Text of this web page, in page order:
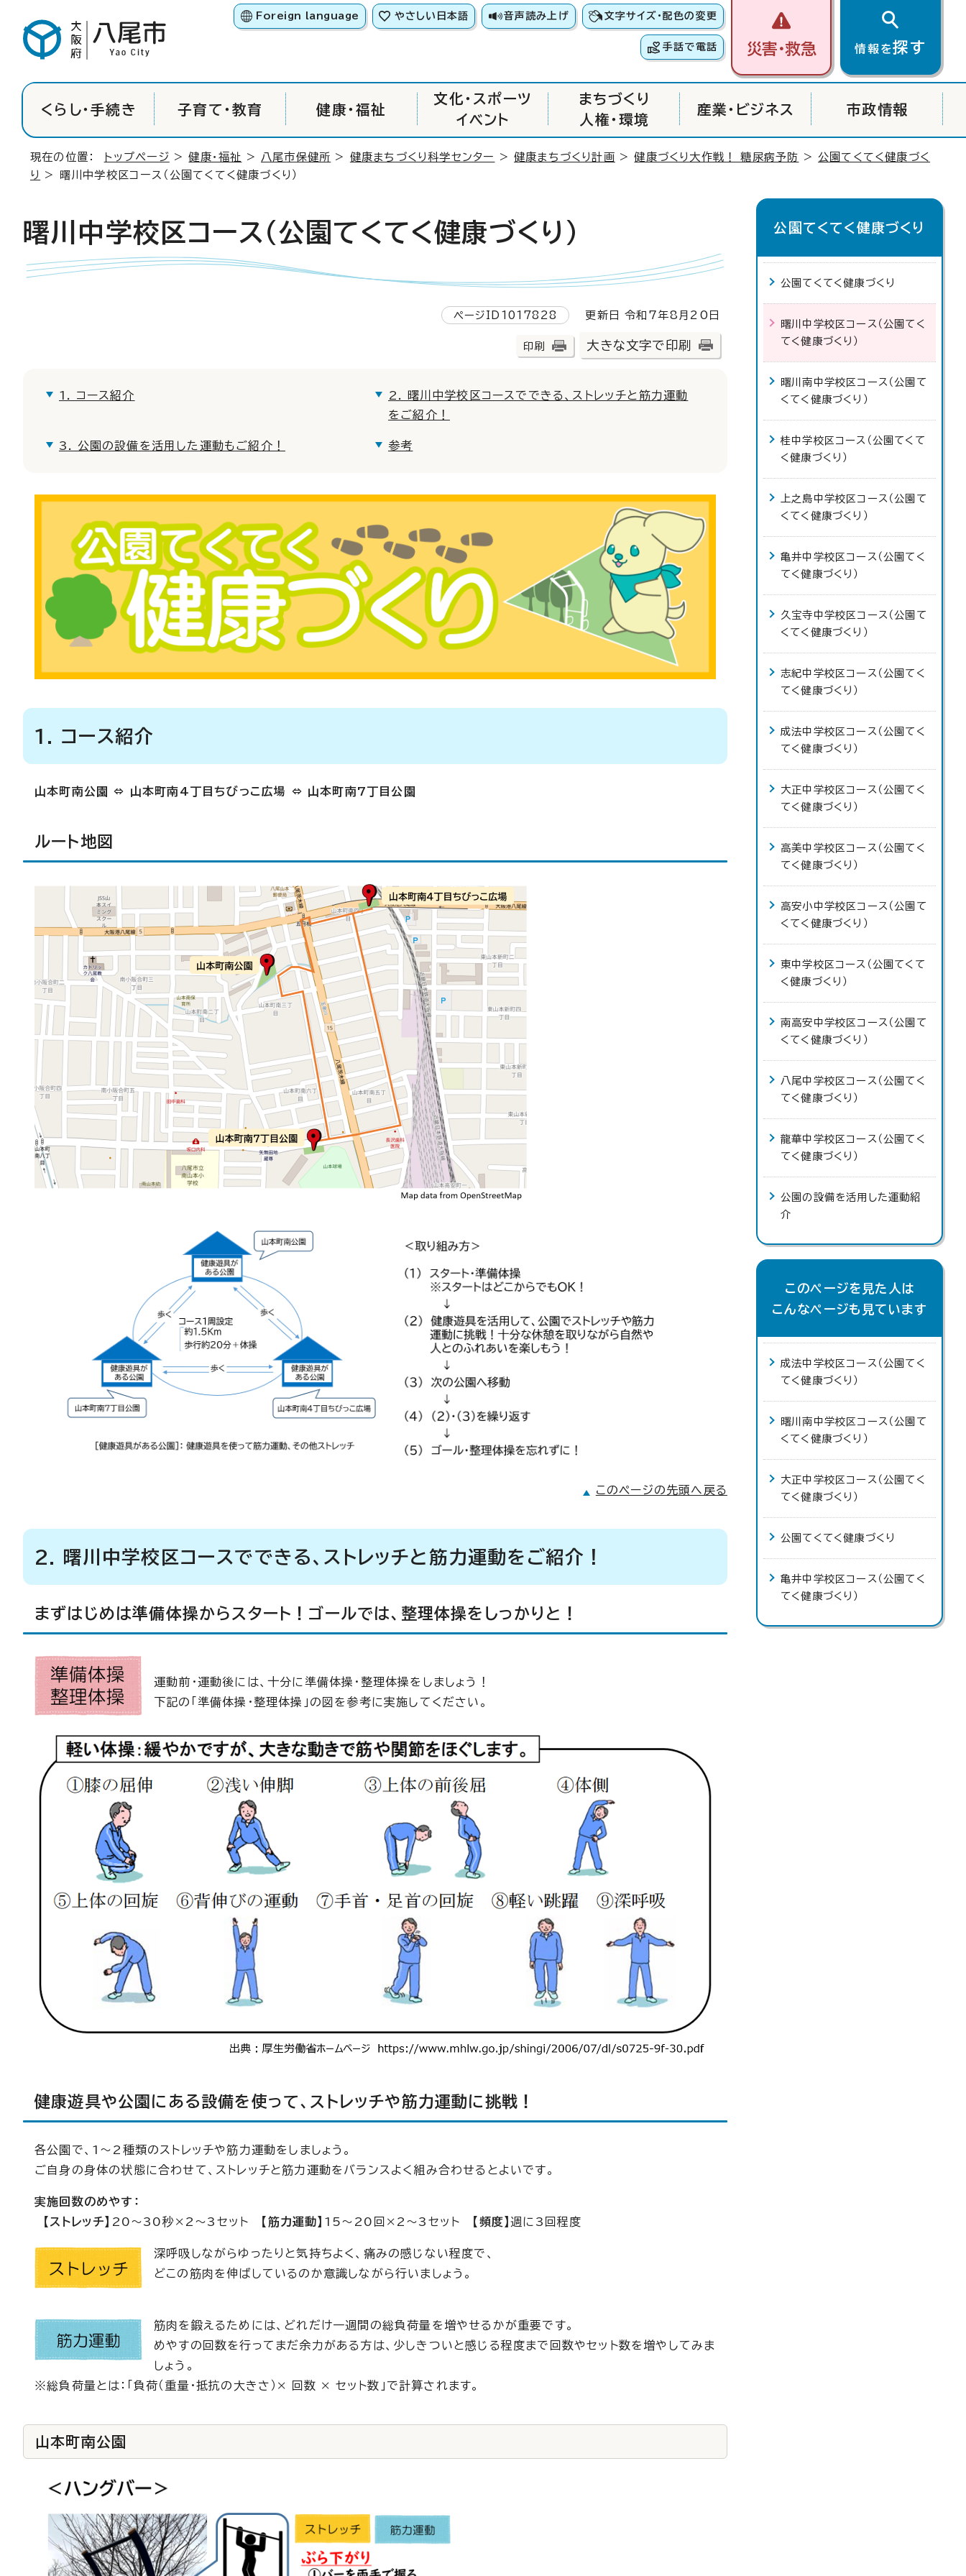
Foreign language やさしい日本語 音声読み上げ 文字サイズ・配色の変更
手話で電話 災害・救急 情報を探す
くらし・手続き 子育て・教育 健康・福祉
文化・スポーツ
イベント
まちづくり
人権・環境
産業・ビジネス 市政情報
現在の位置： トップページ >健康・福祉 > 八尾市保健所 > 健康まちづくり科学センター >健康まちづくり計画 >健康づくり大作戦！ 糖尿病予防 >公園てくてく健康づく
り
> 曙川中学校区コース（公園てくてく健康づくり）
曙川中学校区コース（公園てくてく健康づくり）
ページID1017828 更新日 令和7年8月20日
印刷 大きな文字で印刷
1. コース紹介
2. 曙川中学校区コースでできる、ストレッチと筋力運動
をご紹介！
3. 公園の設備を活用した運動もご紹介！ 参考
1. コース紹介
山本町南公園 ⇔ 山本町南4丁目ちびっこ広場 ⇔ 山本町南7丁目公園
ルート地図
このページの先頭へ戻る
2. 曙川中学校区コースでできる、ストレッチと筋力運動をご紹介！
まずはじめは準備体操からスタート！ゴールでは、整理体操をしっかりと！
運動前・運動後には、十分に準備体操・整理体操をしましょう！
下記の「準備体操・整理体操」の図を参考に実施してください。
健康遊具や公園にある設備を使って、ストレッチや筋力運動に挑戦！
各公園で、1～2種類のストレッチや筋力運動をしましょう。
ご自身の身体の状態に合わせて、ストレッチと筋力運動をバランスよく組み合わせるとよいです。
実施回数のめやす：
【ストレッチ】 20～30秒×2～3セット 【筋力運動】 15～20回×2～3セット 【頻度】週に3回程度
深呼吸しながらゆったりと気持ちよく、痛みの感じない程度で、
どこの筋肉を伸ばしているのか意識しながら行いましょう。
筋肉を鍛えるためには、どれだけ一週間の総負荷量を増やせるかが重要です。
めやすの回数を行ってまだ余力がある方は、少しきついと感じる程度まで回数やセット数を増やしてみま
しょう。
※総負荷量とは：「負荷（重量・抵抗の大きさ）× 回数 × セット数」で計算されます。
山本町南公園
公園てくてく健康づくり
公園てくてく健康づくり
曙川中学校区コース（公園てく
てく健康づくり）
曙川南中学校区コース（公園て
くてく健康づくり）
桂中学校区コース（公園てくて
く健康づくり）
上之島中学校区コース（公園て
くてく健康づくり）
亀井中学校区コース（公園てく
てく健康づくり）
久宝寺中学校区コース（公園て
くてく健康づくり）
志紀中学校区コース（公園てく
てく健康づくり）
成法中学校区コース（公園てく
てく健康づくり）
大正中学校区コース（公園てく
てく健康づくり）
高美中学校区コース（公園てく
てく健康づくり）
高安小中学校区コース（公園て
くてく健康づくり）
東中学校区コース（公園てくて
く健康づくり）
南高安中学校区コース（公園て
くてく健康づくり）
八尾中学校区コース（公園てく
てく健康づくり）
龍華中学校区コース（公園てく
てく健康づくり）
公園の設備を活用した運動紹
介
このページを見た人は
こんなページも見ています
成法中学校区コース（公園てく
てく健康づくり）
曙川南中学校区コース（公園て
くてく健康づくり）
大正中学校区コース（公園てく
てく健康づくり）
公園てくてく健康づくり
亀井中学校区コース（公園てく
てく健康づくり）